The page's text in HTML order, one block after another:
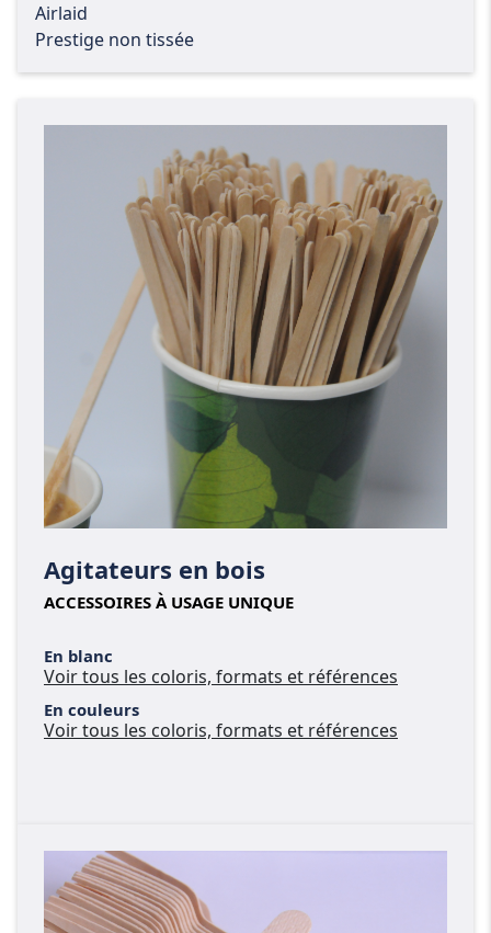
Airlaid
Prestige non tissée
Agitateurs en bois
ACCESSOIRES À USAGE UNIQUE
En blanc
Voir tous les coloris, formats et références
En couleurs
Voir tous les coloris, formats et références